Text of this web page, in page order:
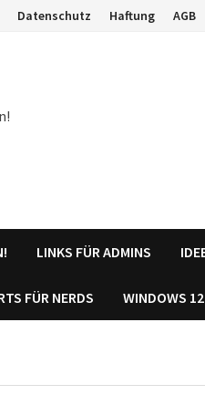
Datenschutz Haftung AGB
LINKS FÜR ADMINS
FÜR NERDS WINDOWS